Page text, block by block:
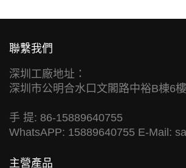
聯繫我們
深圳工廠地址：
深圳市公明合水口文閣路中裕B棟6
手 提: 86-15889640755
WhatsAPP: 15889640755 E-Mail:
主營產品